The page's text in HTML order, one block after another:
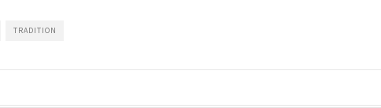
TRADITION